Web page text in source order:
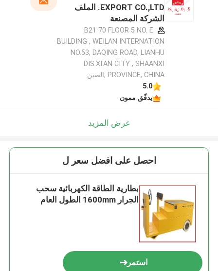
EXPORT CO.,LTD. الملف
الشركة المصنعة
B21 70 FLOOR 5 NO. E
BUILDING , WEILAN INTERNATION
NO.53, DAQING ROAD, LIANHU
DIS.XI'AN CITY , SHAANXI
PROVINCE, CHINA ,الصين
5.0
يدقّق ممون
عرض المزيد
احصل على افضل سعر ل
بطارية الطاقة الكهربائية سحب
الجرار 1600mm الطول العام
استمر